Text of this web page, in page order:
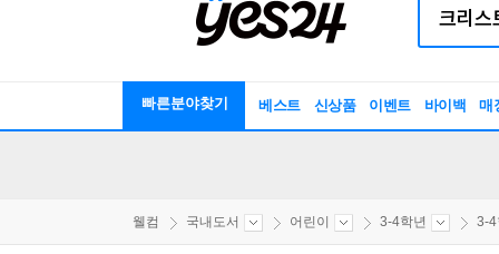
빠른분야찾기 베스트 신상품 이벤트 바이백 매
웰컴 국내도서 어린이 3-4학년 3-4